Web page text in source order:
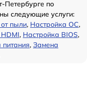
Петербурге по
следующие услуги:
пыли, Настройка ОС,
, Настройка BIOS,
, Замена